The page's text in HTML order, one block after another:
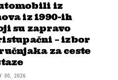
iz
iz 1990-ih
su zapravo
– izbor
za ceste
30, 2026